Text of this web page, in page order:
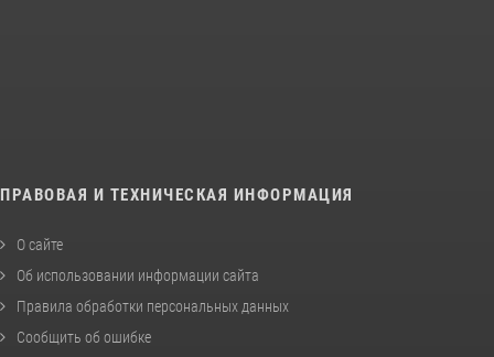
ПРАВОВАЯ И ТЕХНИЧЕСКАЯ ИНФОРМАЦИЯ
О сайте
Об использовании информации сайта
Правила обработки персональных данных
Сообщить об ошибке